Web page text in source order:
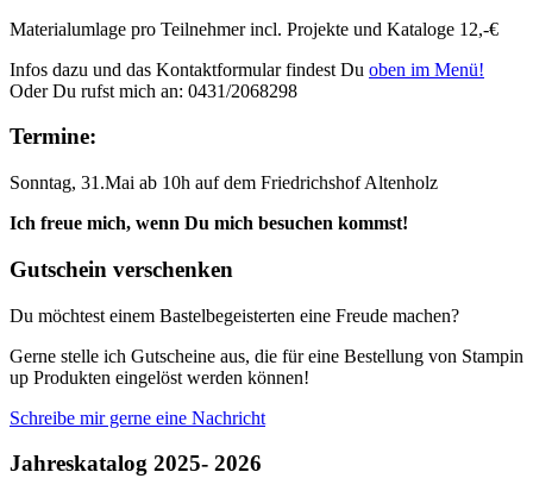
Materialumlage pro Teilnehmer incl. Projekte und Kataloge 12,-€
Infos dazu und das Kontaktformular findest Du oben im Menü!
Oder Du rufst mich an: 0431/2068298
Termine:
Sonntag, 31.Mai ab 10h auf dem Friedrichshof Altenholz
Ich freue mich, wenn Du mich besuchen kommst!
Gutschein verschenken
Du möchtest einem Bastelbegeisterten eine Freude machen?
Gerne stelle ich Gutscheine aus, die für eine Bestellung von Stampin
up Produkten eingelöst werden können!
Schreibe mir gerne eine Nachricht
Jahreskatalog 2025- 2026